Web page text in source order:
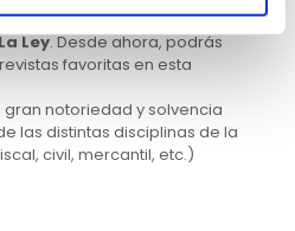
de revistas que combina
Ley. Desde ahora, podrás
favoritas en esta
notoriedad y solvencia
las distintas disciplinas de la
civil, mercantil, etc.)